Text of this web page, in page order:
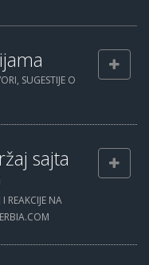
SUGESTIJE O
sajta
REAKCIJE NA